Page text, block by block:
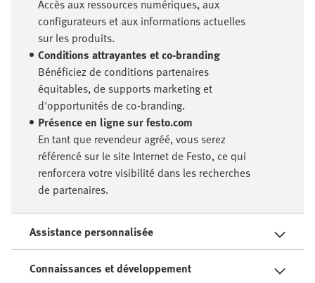
Accès aux ressources numériques, aux
configurateurs et aux informations actuelles
sur les produits.
Conditions attrayantes et co-branding
Bénéficiez de conditions partenaires
équitables, de supports marketing et
d'opportunités de co-branding.
Présence en ligne sur festo.com
En tant que revendeur agréé, vous serez
référencé sur le site Internet de Festo, ce qui
renforcera votre visibilité dans les recherches
de partenaires.
Assistance personnalisée
Connaissances et développement